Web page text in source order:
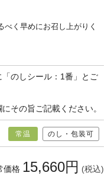
く早めにお召し上がりく
のしシール：1番」とご
その旨ご記載ください。
常温 のし・包装可
価格 15,660円 (税込)